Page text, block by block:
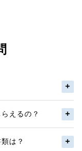
えるの？
は？